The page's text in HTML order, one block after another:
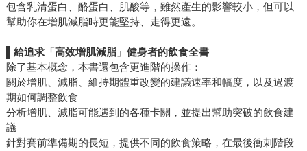
包含乳清蛋白、酪蛋白、肌酸等，雖然產生的影響較小，但可以
幫助你在增肌減脂時更能堅持、走得更遠。
給追求「高效增肌減脂」健身者的飲食全書
除了基本概念，本書還包含更進階的操作：
關於增肌、減脂、維持期體重改變的建議速率和幅度，以及過渡
期如何調整飲食
分析增肌、減脂可能遇到的各種卡關，並提出幫助突破的飲食建
議
針對賽前準備期的長短，提供不同的飲食策略，在最後衝刺階段